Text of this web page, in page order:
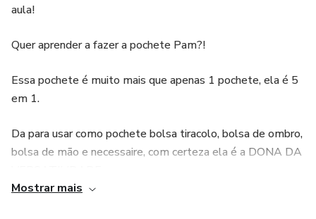
aula!
Quer aprender a fazer a pochete Pam?!
Essa pochete é muito mais que apenas 1 pochete, ela é 5
em 1.
Da para usar como pochete bolsa tiracolo, bolsa de ombro,
bolsa de mão e necessaire, com certeza ela é a DONA DA
Mostrar mais